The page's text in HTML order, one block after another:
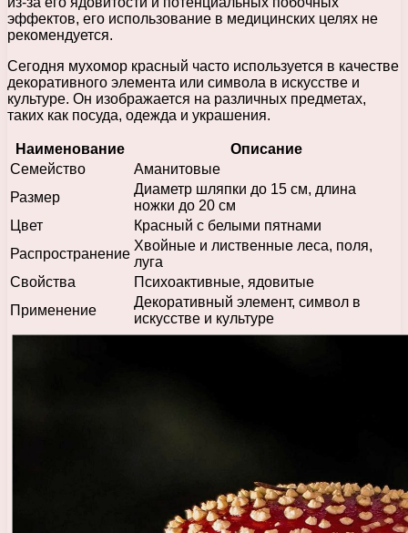
эффектов, его использование в медицинских целях не
рекомендуется.
Сегодня мухомор красный часто используется в качестве
декоративного элемента или символа в искусстве и
культуре. Он изображается на различных предметах,
таких как посуда, одежда и украшения.
Наименование
Описание
Семейство
Аманитовые
Размер
Диаметр шляпки до 15 см, длина
ножки до 20 см
Цвет
Красный с белыми пятнами
Распространение
Хвойные и лиственные леса, поля,
луга
Свойства
Психоактивные, ядовитые
Применение
Декоративный элемент, символ в
искусстве и культуре